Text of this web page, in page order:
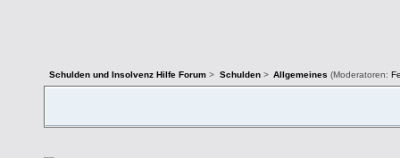
Schulden und Insolvenz Hilfe Forum > Schulden> Allgemeines (Moderatoren: